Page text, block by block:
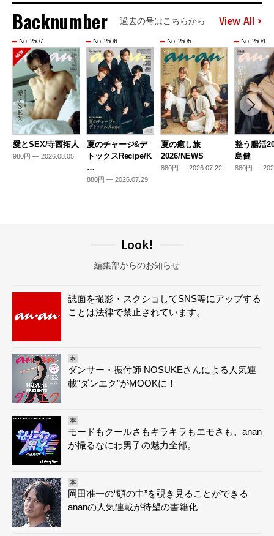
Backnumber 過去の号はこちらから View All
No. 2507
愛とSEX/寺西拓人
980円 — 2026.08.05
No. 2506
夏のチャージ&デ
トックスRecipe/K
…
880円 — 2026.07.29
No. 2505
夏の癒し旅
2026/NEWS
880円 — 2026.07.22
No. 2504
整う腸活
島健
880円 —
Look!
編集部からのお知らせ
誌面を撮影・スクショしてSNS等にアップする
ことは法律で禁止されています。
本
ダンサー・振付師 NOSUKEさんによる人気連
載“ダンエク”がMOOKに！
本
モードもクールさもキラキラもエモさも。anan
が撮るなにわ男子の魅力全部。
本
岡田准一の“頭の中”を覗き見ることができる
ananの人気連載が待望の書籍化